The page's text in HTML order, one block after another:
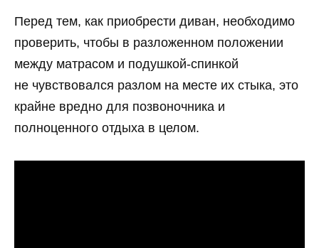
Перед тем, как приобрести диван, необходимо
проверить, чтобы в разложенном положении
между матрасом и подушкой-спинкой
не чувствовался разлом на месте их стыка, это
крайне вредно для позвоночника и
полноценного отдыха в целом.